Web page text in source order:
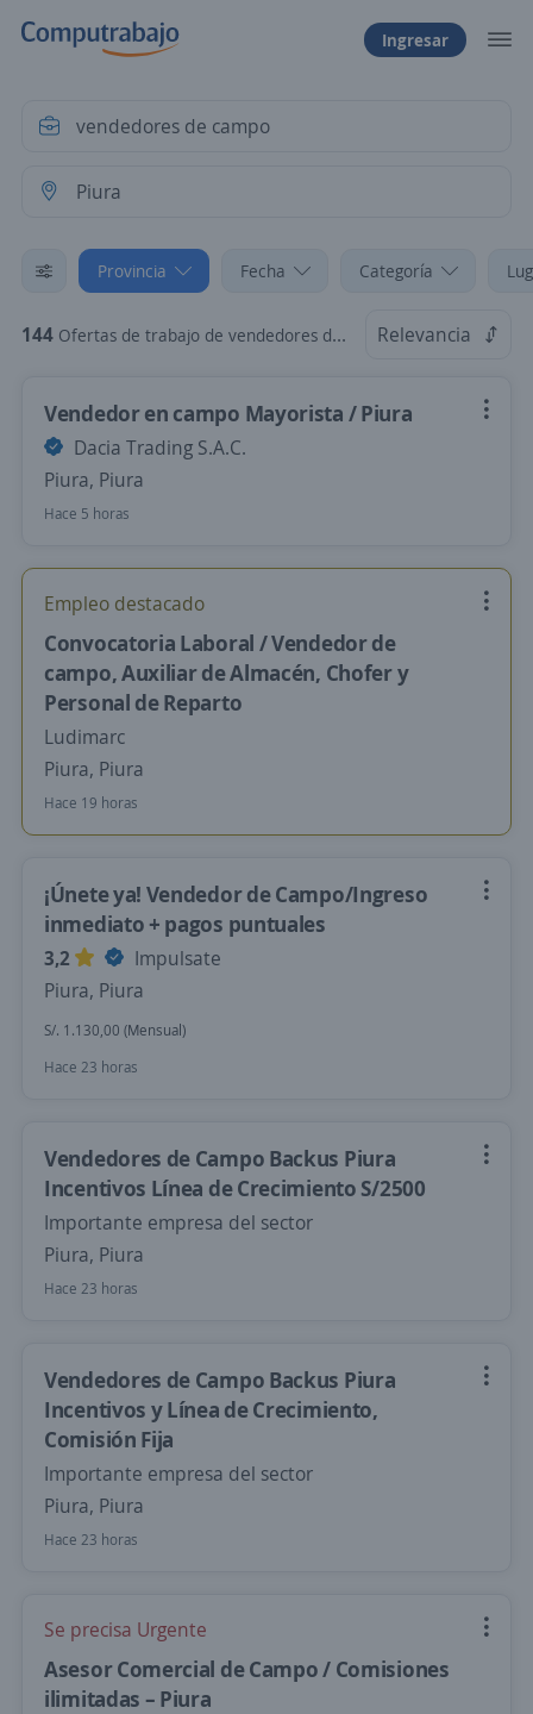
Ingresar
Provincia Fecha Categoría
144 Ofertas de trabajo de vendedores de campo en Piura Relevancia
Vendedor en campo Mayorista / Piura
Dacia Trading S.A.C.
Piura, Piura
Hace 5 horas
Empleo destacado
Convocatoria Laboral / Vendedor de
campo, Auxiliar de Almacén, Chofer y
Personal de Reparto
Ludimarc
Piura, Piura
Hace 19 horas
¡Únete ya! Vendedor de Campo/Ingreso
inmediato + pagos puntuales
3,2
Impulsate
Piura, Piura
S/. 1.130,00 (Mensual)
Hace 23 horas
Vendedores de Campo Backus Piura
Incentivos Línea de Crecimiento S/2500
Importante empresa del sector
Piura, Piura
Hace 23 horas
Vendedores de Campo Backus Piura
Incentivos y Línea de Crecimiento,
Comisión Fija
Importante empresa del sector
Piura, Piura
Hace 23 horas
Se precisa Urgente
Asesor Comercial de Campo / Comisiones
ilimitadas – Piura